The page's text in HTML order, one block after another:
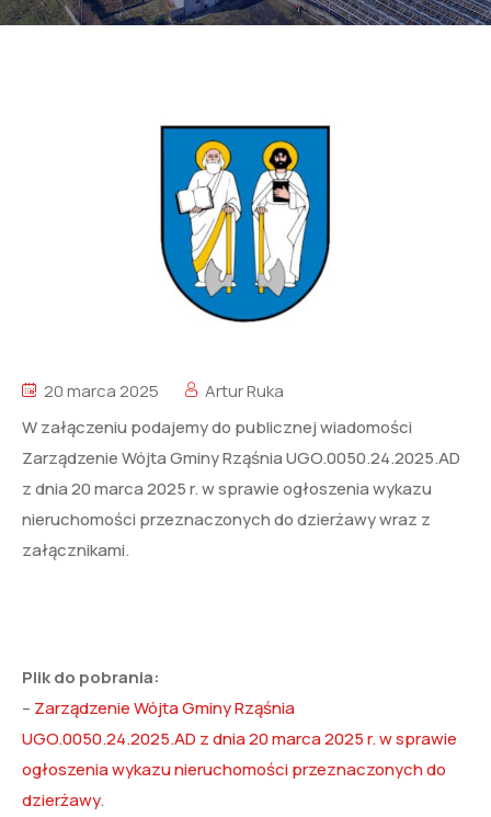
20 marca 2025
Artur Ruka
W załączeniu podajemy do publicznej wiadomości
Zarządzenie Wójta Gminy Rząśnia UGO.0050.24.2025.AD
z dnia 20 marca 2025 r. w sprawie ogłoszenia wykazu
nieruchomości przeznaczonych do dzierżawy wraz z
załącznikami.
Plik do pobrania:
– Zarządzenie Wójta Gminy Rząśnia
UGO.0050.24.2025.AD z dnia 20 marca 2025 r. w sprawie
ogłoszenia wykazu nieruchomości przeznaczonych do
dzierżawy.